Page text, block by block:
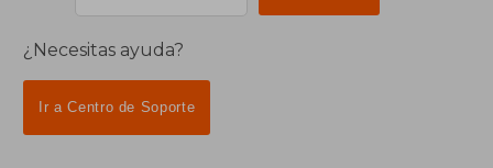
¿Necesitas ayuda?
Ir a Centro de Soporte